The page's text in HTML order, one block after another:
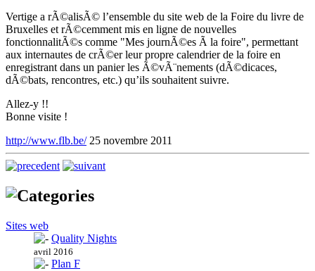
Vertige a rÃ©alisÃ© l’ensemble du site web de la Foire du livre de
Bruxelles et rÃ©cemment mis en ligne de nouvelles
fonctionnalitÃ©s comme "Mes journÃ©es Ã la foire", permettant
aux internautes de crÃ©er leur propre calendrier de la foire en
enregistrant dans un panier les Ã©vÃ¨nements (dÃ©dicaces,
dÃ©bats, rencontres, etc.) qu’ils souhaitent suivre.
Allez-y !!
Bonne visite !
http://www.flb.be/ 25 novembre 2011
Sites web
Quality Nights
avril 2016
Plan F